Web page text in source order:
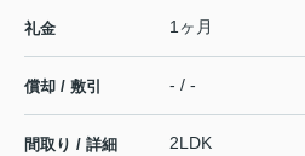
礼金 1ヶ月
償却 / 敷引 - / -
間取り / 詳細
2LDK